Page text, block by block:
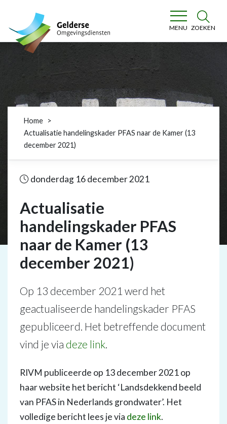
Gelderse Omgevingsdiensten
MENU ZOEKEN
Home
Actualisatie handelingskader PFAS naar de Kamer (13
december 2021)
donderdag 16 december 2021
Actualisatie
handelingskader PFAS
naar de Kamer (13
december 2021)
Op 13 december 2021 werd het
geactualiseerde handelingskader PFAS
gepubliceerd. Het betreffende document
vind je via deze link.
RIVM publiceerde op 13 december 2021 op
haar website het bericht ‘Landsdekkend beeld
van PFAS in Nederlands grondwater’. Het
volledige bericht lees je via deze link.